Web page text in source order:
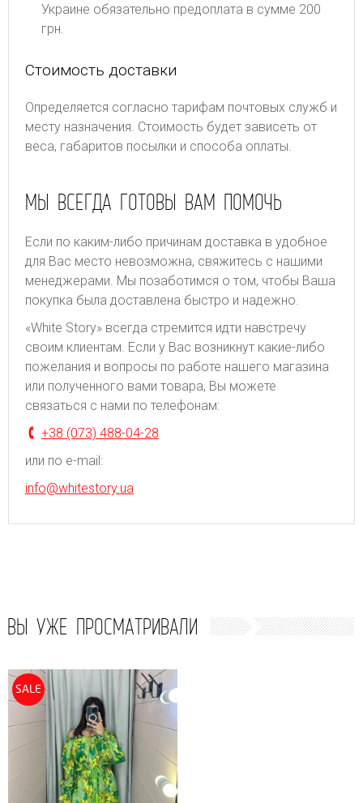
Украине обязательно предоплата в сумме 200
грн.
Стоимость доставки
Определяется согласно тарифам почтовых служб и
месту назначения. Стоимость будет зависеть от
веса, габаритов посылки и способа оплаты.
МЫ ВСЕГДА ГОТОВЫ ВАМ ПОМОЧЬ
Если по каким-либо причинам доставка в удобное
для Вас место невозможна, свяжитесь с нашими
менеджерами. Мы позаботимся о том, чтобы Ваша
покупка была доставлена быстро и надежно.
«White Story» всегда стремится идти навстречу
своим клиентам. Если у Вас возникнут какие-либо
пожелания и вопросы по работе нашего магазина
или полученного вами товара, Вы можете
связаться с нами по телефонам:
+38 (073) 488-04-28
или по e-mail:
info@whitestory.ua
ВЫ УЖЕ ПРОСМАТРИВАЛИ
SALE